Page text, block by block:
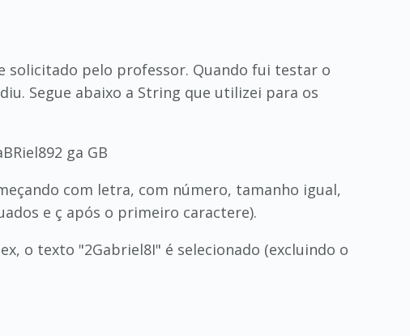
solicitado pelo professor. Quando fui testar o
Segue abaixo a String que utilizei para os
ga GB
com letra, com número, tamanho igual,
e ç após o primeiro caractere).
o texto "2Gabriel8I" é selecionado (excluindo o